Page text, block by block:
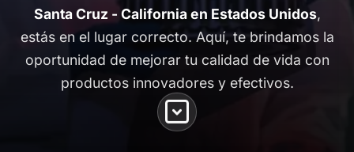
Santa Cruz - California en Estados Unidos,
estás en el lugar correcto. Aquí, te brindamos la
oportunidad de mejorar tu calidad de vida con
productos innovadores y efectivos.